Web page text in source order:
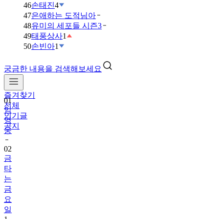
46손태진4
47은애하는 도적님아
48유미의 세포들 시즌3
49태풍상사1
50손빈아1
궁금한 내용을 검색해보세요
즐겨찾기
전체
인기글
공지
01
임
영
웅
02
금
타
는
금
요
일